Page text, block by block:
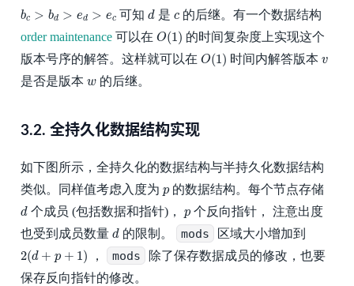
bc > bd > ed > ec
b > d ed 可知d
d 是c
c 的后继。有一个数据结构
order maintenance可以在 O(1 )
O(1 ) 的时间复杂度上实现这个
版本号序的解答。这样就可以在 O(1 )
O(1 ) 时间内解答版本 v
v
是否是版本 w
w的后继。
3.2. 全持久化数据结构实现
如下图所示，全持久化的数据结构与半持久化数据结构
类似。同样值考虑入度为 p
p的数据结构。每个节点存储
d
d个成员 (包括数据和指针)， p
p个反向指针， 注意出度
也受到成员数量 d
d的限制。 mods 区域大小增加到
2(d + p + 1 )
2(d+ p ， mods
除了保存数据成员的修改，也要
保存反向指针的修改。